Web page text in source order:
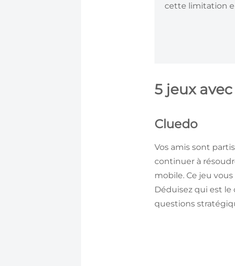
cette limitation
5 jeux
Cluedo
Vos amis sont
continuer à
mobile. Ce jeu
Déduisez qui est
questions